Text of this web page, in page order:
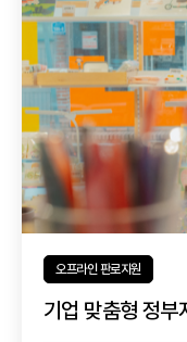
오프라인 판로지원
기업 맞춤형 정부